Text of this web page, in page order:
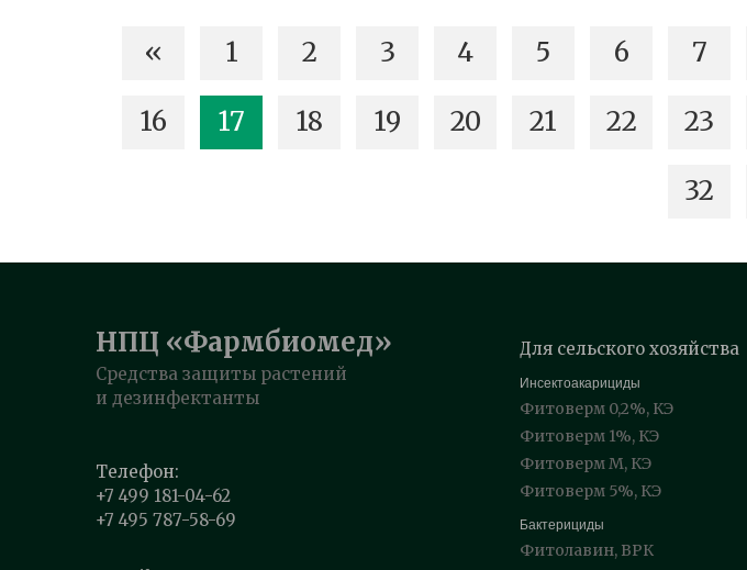
« 1 2 3 4 5 6 7
16 17 18 19 20 21 22 23
32
НПЦ «Фармбиомед»
Средства защиты растений
и дезинфектанты
Телефон:
+7 499 181-04-62
+7 495 787-58-69
Для сельского хозяйства
Инсектоакарициды
Фитоверм 0,2%, КЭ
Фитоверм 1%, КЭ
Фитоверм М, КЭ
Фитоверм 5%, КЭ
Бактерициды
Фитолавин, ВРК